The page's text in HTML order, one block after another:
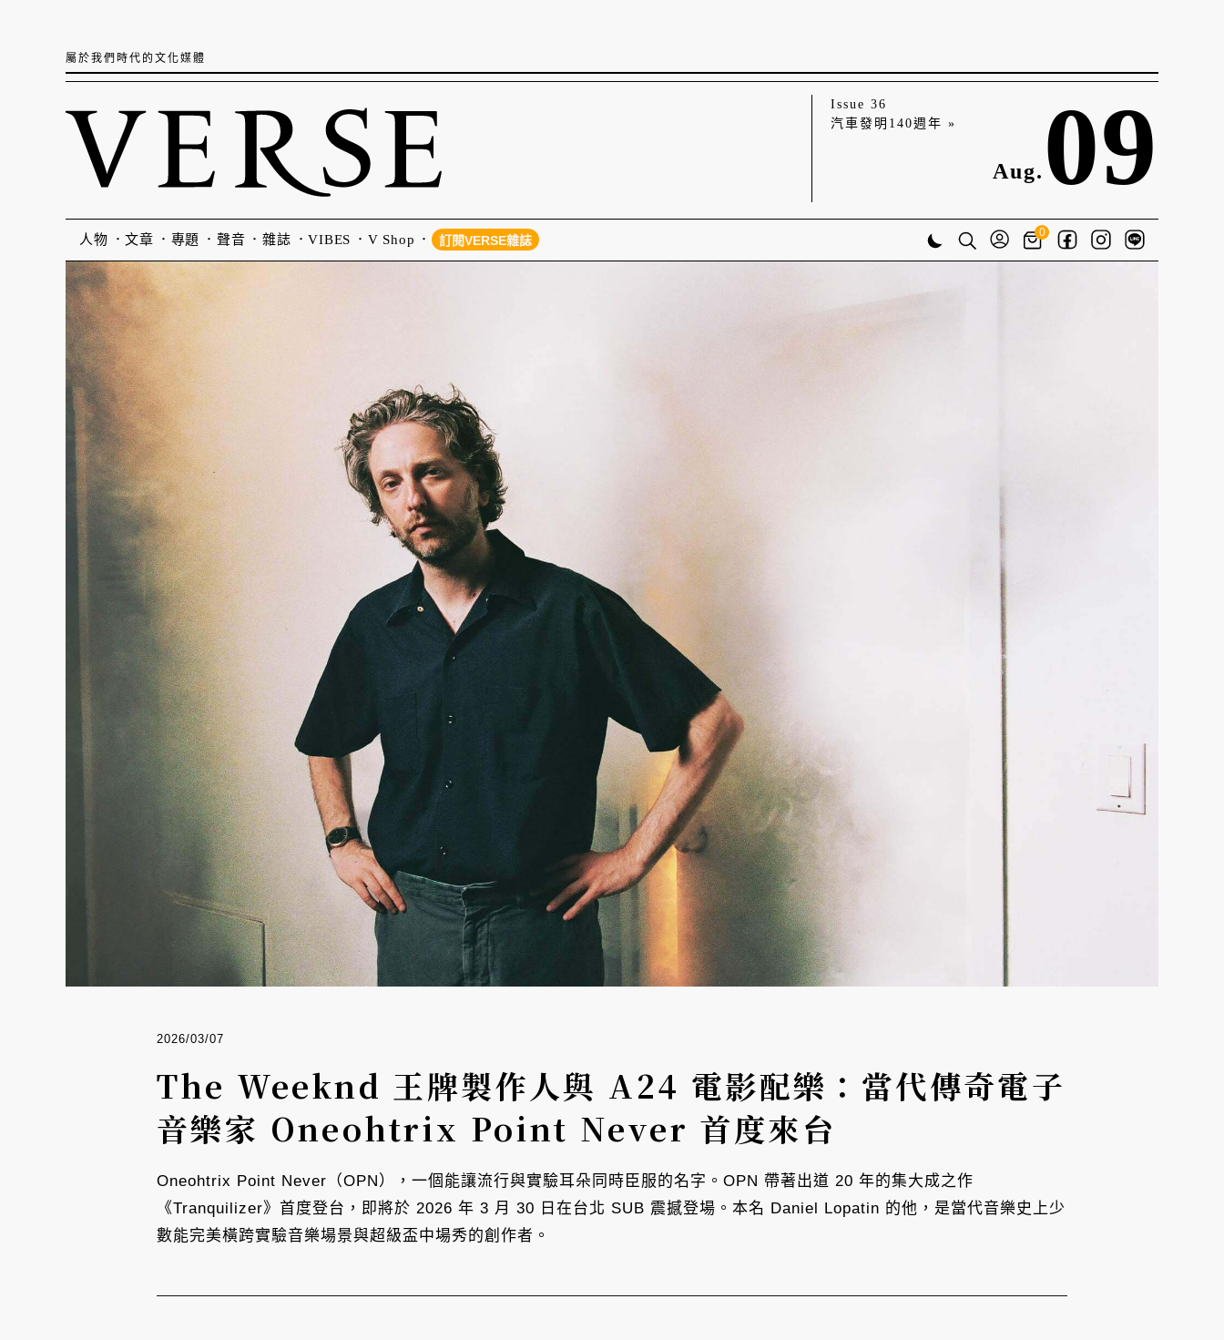
屬於我們時代的文化媒體
Issue 36
汽車發明140週年 »
Aug. 09
人物 文章 專題 聲音 雜誌 VIBES V Shop 訂閱VERSE雜誌
0
2026/03/07
The Weeknd 王牌製作人與 A24 電影配樂：當代傳奇電子
音樂家 Oneohtrix Point Never 首度來台
Oneohtrix Point Never（OPN），一個能讓流行與實驗耳朵同時臣服的名字。OPN 帶著出道 20 年的集大成之作
《Tranquilizer》首度登台，即將於 2026 年 3 月 30 日在台北 SUB 震撼登場。本名 Daniel Lopatin 的他，是當代音樂史上少
數能完美橫跨實驗音樂場景與超級盃中場秀的創作者。